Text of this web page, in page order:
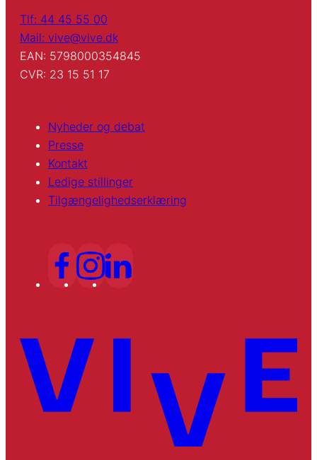
Tlf: 44 45 55 00
Mail: vive@vive.dk
EAN: 5798000354845
CVR: 23 15 51 17
Nyheder og debat
Presse
Kontakt
Ledige stillinger
Tilgængelighedserklæring